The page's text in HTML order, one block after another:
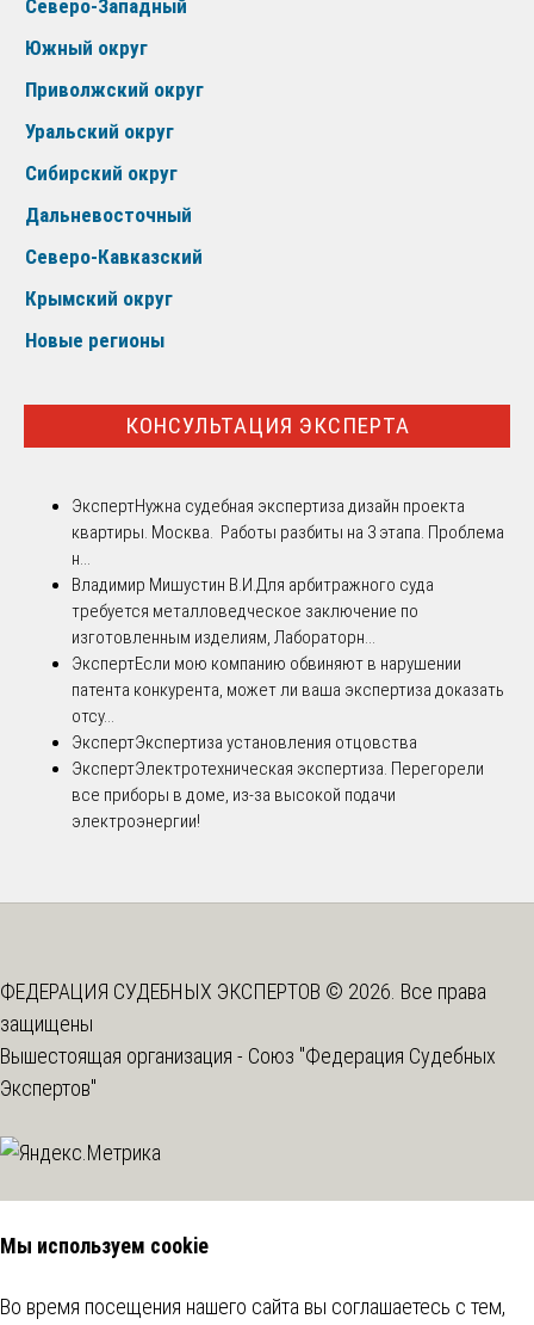
Северо-Западный
Южный округ
Приволжский округ
Уральский округ
Сибирский округ
Дальневосточный
Северо-Кавказский
Крымский округ
Новые регионы
КОНСУЛЬТАЦИЯ ЭКСПЕРТА
ЭкспертНужна судебная экспертиза дизайн проекта
квартиры. Москва. Работы разбиты на 3 этапа. Проблема
н...
Владимир Мишустин В.И. Для арбитражного суда
требуется металловедческое заключение по
изготовленным изделиям, Лабораторн...
ЭкспертЕсли мою компанию обвиняют в нарушении
патента конкурента, может ли ваша экспертиза доказать
отсу...
ЭкспертЭкспертиза установления отцовства
ЭкспертЭлектротехническая экспертиза. Перегорели
все приборы в доме, из-за высокой подачи
электроэнергии!
ФЕДЕРАЦИЯ СУДЕБНЫХ ЭКСПЕРТОВ © 2026. Все права
защищены
Вышестоящая организация - Союз "Федерация Судебных
Экспертов"
Мы используем cookie
Во время посещения нашего сайта вы соглашаетесь с тем,